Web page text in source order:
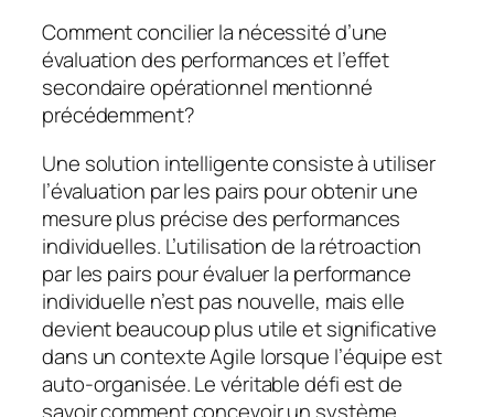
Comment concilier la nécessité d’une
évaluation des performances et l’effet
secondaire opérationnel mentionné
précédemment?
Une solution intelligente consiste à utiliser
l’évaluation par les pairs pour obtenir une
mesure plus précise des performances
individuelles. L’utilisation de la rétroaction
par les pairs pour évaluer la performance
individuelle n’est pas nouvelle, mais elle
devient beaucoup plus utile et significative
dans un contexte Agile lorsque l’équipe est
auto-organisée. Le véritable défi est de
savoir comment concevoir un système